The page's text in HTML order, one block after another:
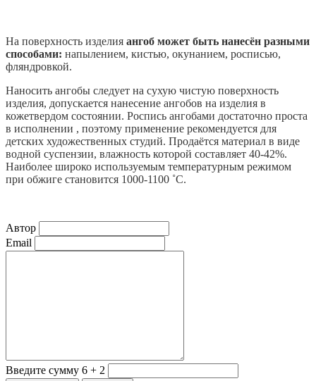
На поверхность изделия ангоб может быть нанесён разными
способами: напылением, кистью, окунанием, росписью,
фляндровкой.
Наносить ангобы следует на сухую чистую поверхность
изделия, допускается нанесение ангобов на изделия в
кожетвердом состоянии. Роспись ангобами достаточно проста
в исполнении , поэтому применение рекомендуется для
детских художественных студий. Продаётся материал в виде
водной суспензии, влажность которой составляет 40-42%.
Наиболее широко используемым температурным режимом
при обжиге становится 1000-1100 ˚С.
Автор
Email
Введите сумму 6 + 2